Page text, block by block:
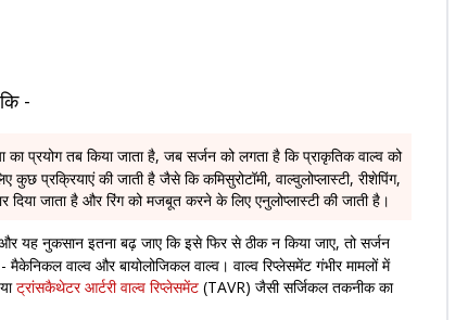
-
का प्रयोग तब किया जाता है, जब सर्जन को लगता है कि प्राकृतिक वाल्व को
प्रक्रियाएं की जाती है जैसे कि कमिसुरोटॉमी, वाल्वुलोप्लास्टी, रीशेपिंग,
जाता है और रिंग को मजबूत करने के लिए एनुलोप्लास्टी की जाती है।
यह नुकसान इतना बढ़ जाए कि इसे फिर से ठीक न किया जाए, तो सर्जन
वाल्व और बायोलोजिकल वाल्व। वाल्व रिप्लेसमेंट गंभीर मामलों में
ट्रांसकैथेटर आर्टरी वाल्व रिप्लेसमेंट (TAVR) जैसी सर्जिकल तकनीक का